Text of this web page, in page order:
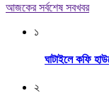
আজকের সর্বশেষ সবখবর
১
ঘাটাইলে কফি
২